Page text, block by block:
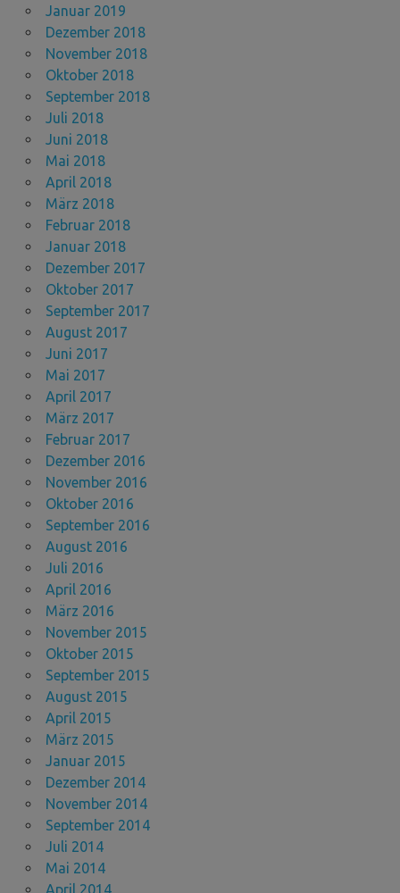
Januar 2019
Dezember 2018
November 2018
Oktober 2018
September 2018
Juli 2018
Juni 2018
Mai 2018
April 2018
März 2018
Februar 2018
Januar 2018
Dezember 2017
Oktober 2017
September 2017
August 2017
Juni 2017
Mai 2017
April 2017
März 2017
Februar 2017
Dezember 2016
November 2016
Oktober 2016
September 2016
August 2016
Juli 2016
April 2016
März 2016
November 2015
Oktober 2015
September 2015
August 2015
April 2015
März 2015
Januar 2015
Dezember 2014
November 2014
September 2014
Juli 2014
Mai 2014
April 2014